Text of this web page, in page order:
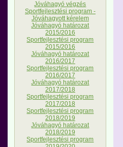
Jóváhagyó végzés
Sportfejlesztési program -
Jóváhagyott kérelem
Jóváhagyó határozat
2015/2016
Sportfejlesztési program
2015/2016
Jóváhagyó határozat
2016/2017
Sportfejlesztési program
2016/2017
Jóváhagyó határozat
2017/2018
Sportfejlesztési program
2017/2018
Sportfejlesztési program
2018/2019
Jóváhagyó határozat
2018/2019
Sportfejlesztési program